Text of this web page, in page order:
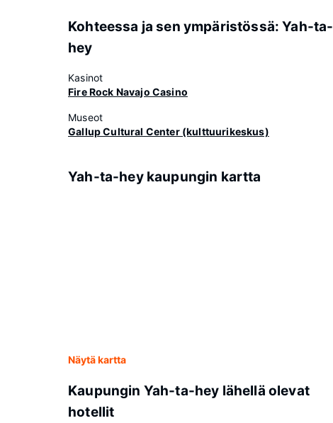
Kohteessa ja sen ympäristössä: Yah-ta-
hey
Kasinot
Fire Rock Navajo Casino
Museot
Gallup Cultural Center (kulttuurikeskus)
Yah-ta-hey kaupungin kartta
Näytä kartta
Kaupungin Yah-ta-hey lähellä olevat
hotellit